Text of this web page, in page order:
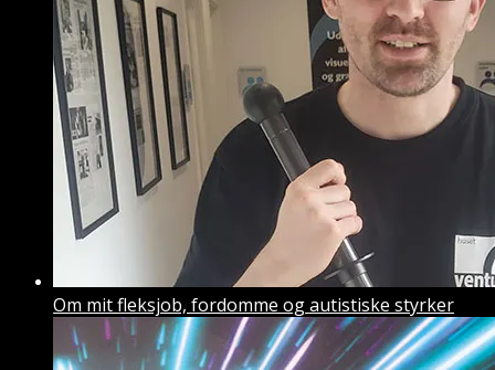
Om mit fleksjob, fordomme og autistiske styrker